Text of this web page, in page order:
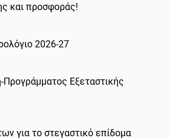
και προσφοράς!
2026-27
Εξεταστικής
για το στεγαστικό επίδομα